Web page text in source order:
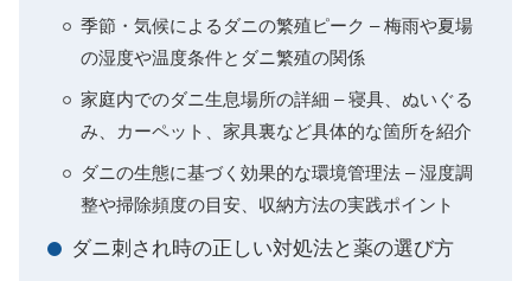
季節・気候によるダニの繁殖ピーク – 梅雨や夏場
の湿度や温度条件とダニ繁殖の関係
家庭内でのダニ生息場所の詳細 – 寝具、ぬいぐる
み、カーペット、家具裏など具体的な箇所を紹介
ダニの生態に基づく効果的な環境管理法 – 湿度調
整や掃除頻度の目安、収納方法の実践ポイント
ダニ刺され時の正しい対処法と薬の選び方